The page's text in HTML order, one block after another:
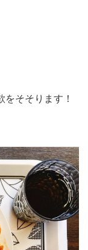
そそります！